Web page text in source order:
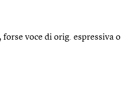
voce di orig. espressiva o